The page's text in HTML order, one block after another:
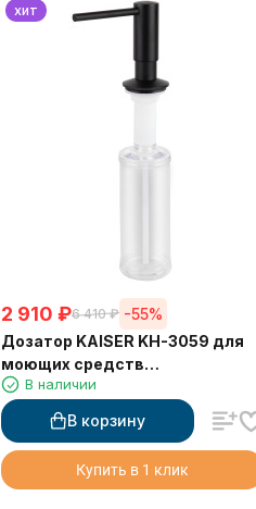
хит
2 910 ₽6 410 ₽ -55%
Дозатор KAISER KH-3059 для
моющих средств
встраиваемый в мойку черный
матовый 330 мл
В наличии
В корзину
Купить в 1 клик